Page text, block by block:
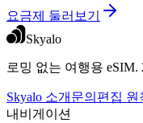
요금제 둘러보기
Skyalo
로밍 없는 여행용 eSIM.
Skyalo 소개 문의 편집 원
내비게이션